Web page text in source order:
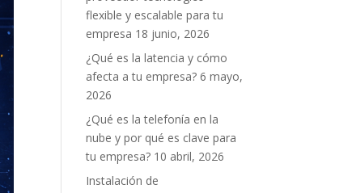
flexible y escalable para tu
empresa 18 junio, 2026
¿Qué es la latencia y cómo
afecta a tu empresa? 6 mayo,
2026
¿Qué es la telefonía en la
nube y por qué es clave para
tu empresa? 10 abril, 2026
Instalación de